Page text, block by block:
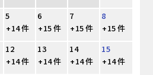
5 6 7
8
+14 件 +15 件 +15 件
+15 件
12 13 14
15
+14 件 +14 件 +14 件
+14 件